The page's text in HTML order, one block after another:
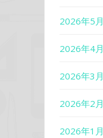
2026年5月
2026年4月
2026年3月
2026年2月
2026年1月